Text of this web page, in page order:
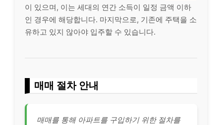
이 있으며, 이는 세대의 연간 소득이 일정 금액 이하
인 경우에 해당합니다. 마지막으로, 기존에 주택을 소
유하고 있지 않아야 입주할 수 있습니다.
매매 절차 안내
매매를 통해 아파트를 구입하기 위한 절차를